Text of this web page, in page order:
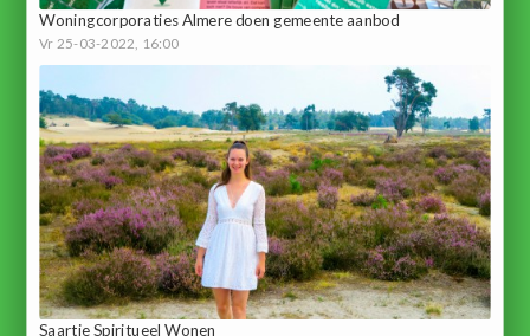
Woningcorporaties Almere doen gemeente aanbod
Vr 25-03-2022, 16:00
Saartje Spiritueel Wonen